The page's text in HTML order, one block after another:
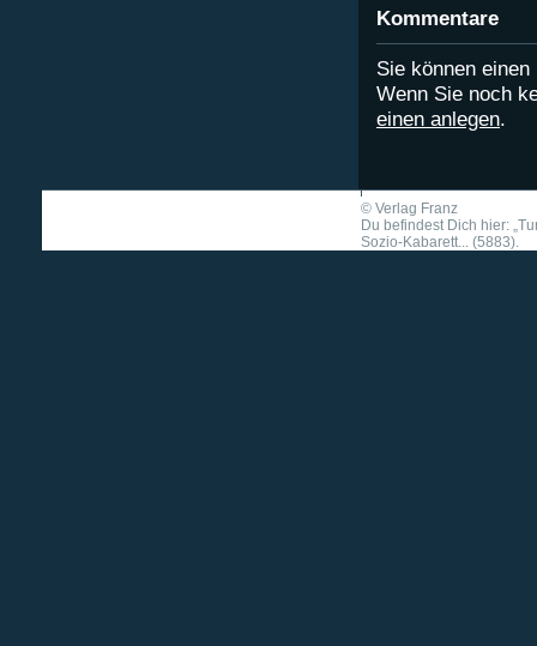
Kommentare
Sie können
Wenn Sie noch
einen anlegen.
© Verlag Franz
Du befindest Dich hier:
Sozio-Kabarett... (5883).